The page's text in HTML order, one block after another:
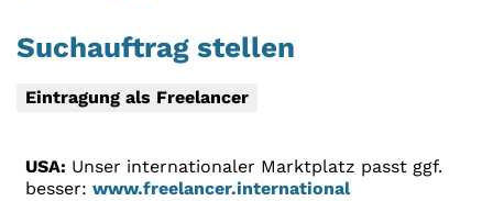
Suchauftrag stellen
Eintragung als Freelancer
USA: Unser internationaler Marktplatz passt ggf.
besser: www.freelancer.international